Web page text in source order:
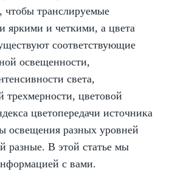
чтобы транслируемые
яркими и четкими, а цвета
соответствующие
освещенности,
света,
трехмерности, цветовой
цветопередачи источника
освещения разных уровней
разные. В этой статье мы
с вами.